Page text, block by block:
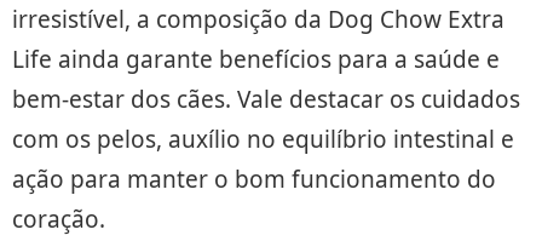
irresistível, a composição da Dog Chow Extra
Life ainda garante benefícios para a saúde e
bem-estar dos cães. Vale destacar os cuidados
com os pelos, auxílio no equilíbrio intestinal e
ação para manter o bom funcionamento do
coração.